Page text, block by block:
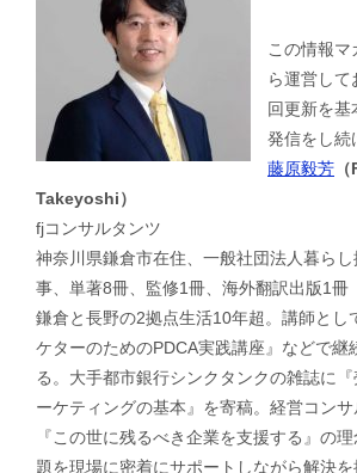
この情報マ
ら運営し
回更新を基
発信をし続
藤原毅芳
Takeyoshi）
fjコンサルタンツ
神奈川県鎌倉市在住、一般社団法人暮ら
事、単著8冊、監修1冊、海外翻訳出版1冊
鎌倉と長野の2拠点生活10年超。講師とし
ケターのためのPDCA実践講座』などで継
る。大手都市銀行シンクタンクの雑誌に
ーケティングの基本』を寄稿。経営コン
『この世に残るべき企業を支援する』の
題を現場に密着にサポートしながら解決